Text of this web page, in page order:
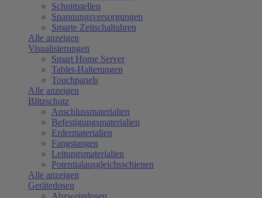
Schnittstellen
Spannungsversorgungen
Smarte Zeitschaltuhren
Alle anzeigen
Visualisierungen
Smart Home Server
Tablet-Halterungen
Touchpanels
Alle anzeigen
Blitzschutz
Anschlussmaterialien
Befestigungsmaterialien
Erdermaterialien
Fangstangen
Leitungsmaterialien
Potentialausgleichsschienen
Alle anzeigen
Gerätedosen